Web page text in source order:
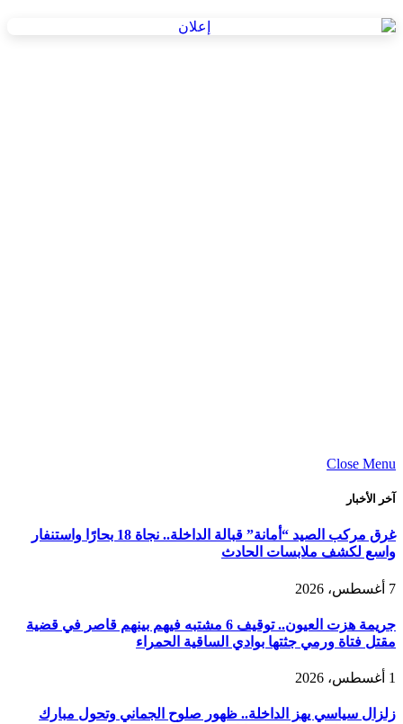
Close Menu
آخر الأخبار
غرق مركب الصيد “أمانة” قبالة الداخلة.. نجاة 18 بحارًا واستنفار
واسع لكشف ملابسات الحادث
7 أغسطس، 2026
جريمة هزت العيون.. توقيف 6 مشتبه فيهم بينهم قاصر في قضية
مقتل فتاة ورمي جثتها بوادي الساقية الحمراء
1 أغسطس، 2026
زلزال سياسي يهز الداخلة.. ظهور صلوح الجماني وتحول مبارك